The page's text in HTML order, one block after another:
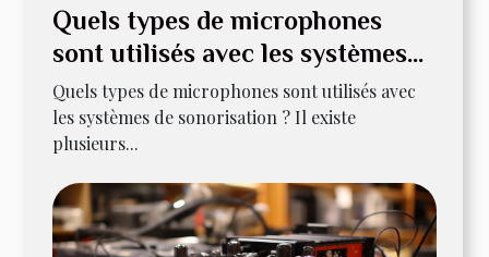
Quels types de microphones
sont utilisés avec les systèmes
de sonorisation ?
Quels types de microphones sont utilisés avec
les systèmes de sonorisation ? Il existe
plusieurs...